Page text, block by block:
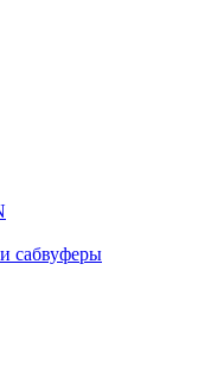
сабвуферы